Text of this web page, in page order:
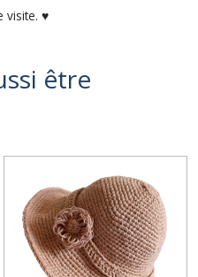
visite. ♥
être